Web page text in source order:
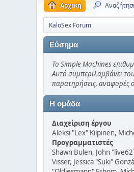
Αρχική
KaloSex Forum
Εύσημα
Το Simple Machines
Αυτό συμπεριλαμβάνει
παρατηρήσεις, αναφορές
Η ομάδα
Διαχείριση έργου
Aleksi "Lex" Kilpinen,
Προγραμματιστές
Shawn Bulen, John
Visser, Jessica "Suki"